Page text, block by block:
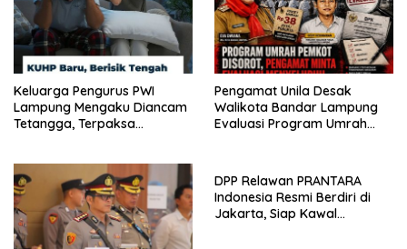
Keluarga Pengurus PWI
Lampung Mengaku Diancam
Tetangga, Terpaksa
Pengamat Unila Desak
Walikota Bandar Lampung
Evaluasi Program Umrah
DPP Relawan PRANTARA
Indonesia Resmi Berdiri di
Jakarta, Siap Kawal